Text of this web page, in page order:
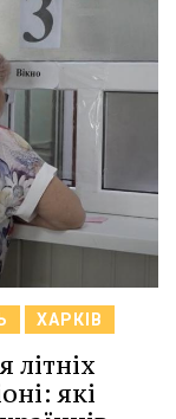
ХАРКІВ
літніх
які